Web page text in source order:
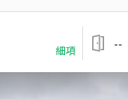
細項 --